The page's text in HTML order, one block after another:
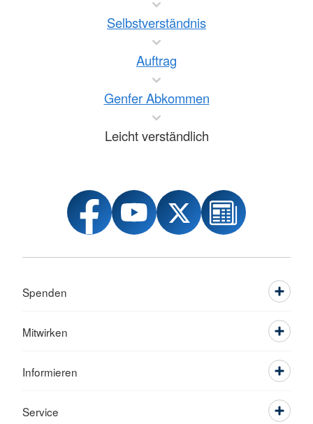
Selbstverständnis
Auftrag
Genfer Abkommen
Leicht verständlich
Spenden
Mitwirken
Informieren
Service